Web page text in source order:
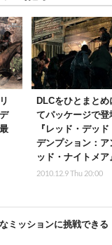
DLCをひとまとめ
てパッケージで登
『レッド・デッド
デンプション：ア
ッド・ナイトメア
2010.12.9 Thu 20:00
ミッションに挑戦でき